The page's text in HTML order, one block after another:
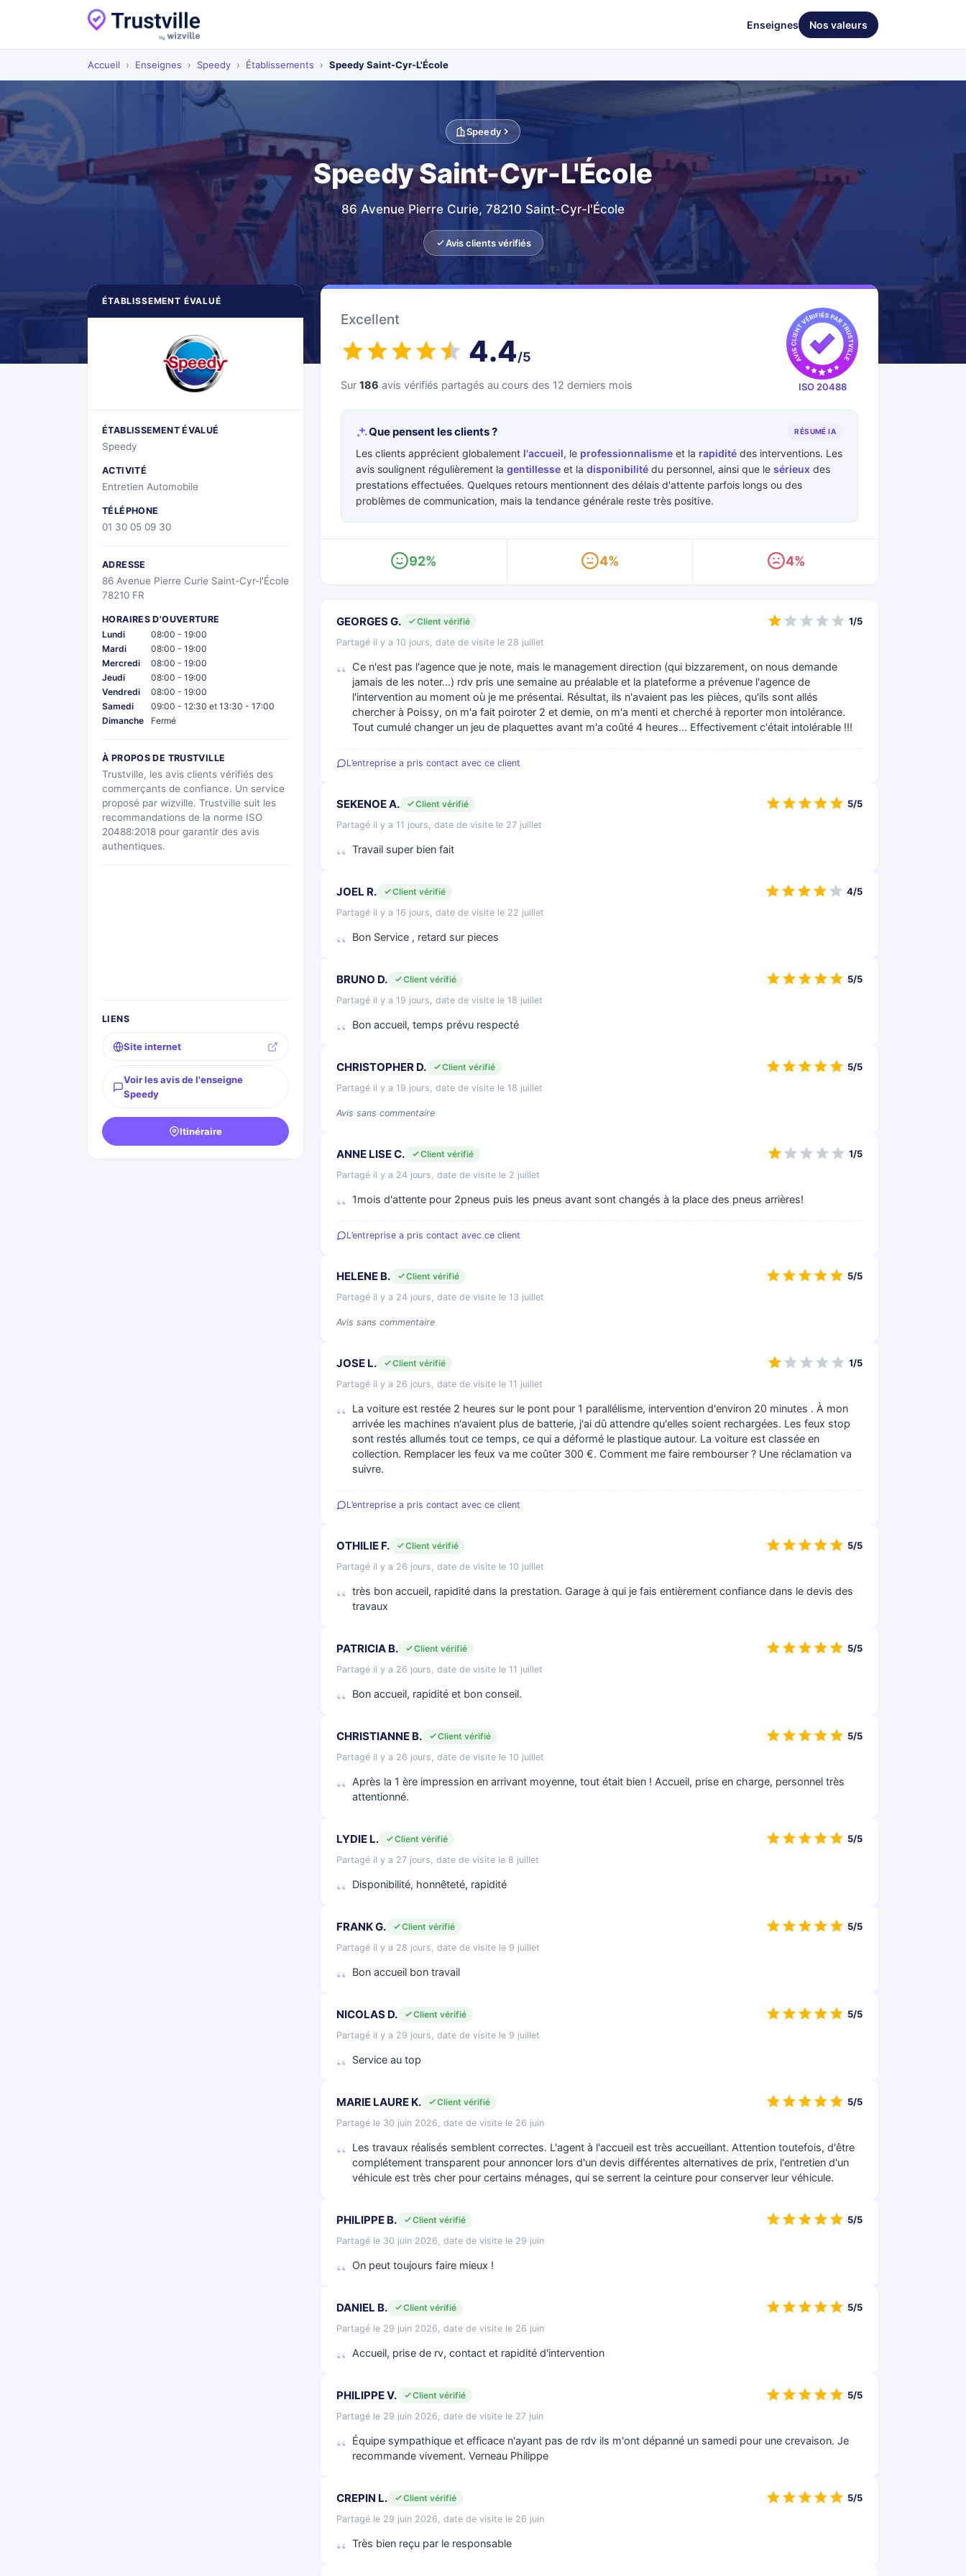
Enseignes Nos valeurs
Accueil › Enseignes › Speedy › Établissements › Speedy Saint-Cyr-L'École
Speedy
Speedy Saint-Cyr-L'École
86 Avenue Pierre Curie, 78210 Saint-Cyr-l'École
Avis clients vérifiés
ÉTABLISSEMENT ÉVALUÉ
ÉTABLISSEMENT ÉVALUÉ
Speedy
ACTIVITÉ
Entretien Automobile
TÉLÉPHONE
01 30 05 09 30
ADRESSE
86 Avenue Pierre Curie Saint-Cyr-l'École
78210 FR
HORAIRES D'OUVERTURE
Lundi
08:00 - 19:00
Mardi
08:00 - 19:00
Mercredi
08:00 - 19:00
Jeudi
08:00 - 19:00
Vendredi
08:00 - 19:00
Samedi
09:00 - 12:30 et 13:30 - 17:00
Dimanche
Fermé
À PROPOS DE TRUSTVILLE
Trustville, les avis clients vérifiés des
commerçants de confiance. Un service
proposé par wizville. Trustville suit les
recommandations de la norme ISO
20488:2018 pour garantir des avis
authentiques.
LIENS
Site internet
Voir les avis de l'enseigne
Speedy
Itinéraire
Excellent
4.4/5
Sur 186 avis vérifiés partagés au cours des 12 derniers mois ISO 20488
Que pensent les clients ? RÉSUMÉ IA
Les clients apprécient globalement l'accueil, le professionnalisme et la rapidité des interventions. Les
avis soulignent régulièrement la gentillesse et la disponibilité du personnel, ainsi que le sérieux des
prestations effectuées. Quelques retours mentionnent des délais d'attente parfois longs ou des
problèmes de communication, mais la tendance générale reste très positive.
92% 4% 4%
GEORGES G.
Client vérifié
Partagé il y a 10 jours, date de visite le 28 juillet
Ce n'est pas l'agence que je note, mais le management direction (qui bizzarement, on nous demande
jamais de les noter...) rdv pris une semaine au préalable et la plateforme a prévenue l'agence de
l'intervention au moment où je me présentai. Résultat, ils n'avaient pas les pièces, qu'ils sont allés
chercher à Poissy, on m'a fait poiroter 2 et demie, on m'a menti et cherché à reporter mon intolérance.
Tout cumulé changer un jeu de plaquettes avant m'a coûté 4 heures... Effectivement c'était intolérable !!!
1/5
L’entreprise a pris contact avec ce client
SEKENOE A.
Client vérifié
Partagé il y a 11 jours, date de visite le 27 juillet
Travail super bien fait
5/5
JOEL R.
Client vérifié
Partagé il y a 16 jours, date de visite le 22 juillet
Bon Service , retard sur pieces
4/5
BRUNO D.
Client vérifié
Partagé il y a 19 jours, date de visite le 18 juillet
Bon accueil, temps prévu respecté
5/5
CHRISTOPHER D.
Client vérifié
Partagé il y a 19 jours, date de visite le 18 juillet
Avis sans commentaire
5/5
ANNE LISE C.
Client vérifié
Partagé il y a 24 jours, date de visite le 2 juillet
1mois d'attente pour 2pneus puis les pneus avant sont changés à la place des pneus arrières!
1/5
L’entreprise a pris contact avec ce client
HELENE B.
Client vérifié
Partagé il y a 24 jours, date de visite le 13 juillet
Avis sans commentaire
5/5
JOSE L.
Client vérifié
Partagé il y a 26 jours, date de visite le 11 juillet
La voiture est restée 2 heures sur le pont pour 1 parallélisme, intervention d'environ 20 minutes . À mon
arrivée les machines n'avaient plus de batterie, j'ai dû attendre qu'elles soient rechargées. Les feux stop
sont restés allumés tout ce temps, ce qui a déformé le plastique autour. La voiture est classée en
collection. Remplacer les feux va me coûter 300 €. Comment me faire rembourser ? Une réclamation va
suivre.
1/5
L’entreprise a pris contact avec ce client
OTHILIE F.
Client vérifié
Partagé il y a 26 jours, date de visite le 10 juillet
très bon accueil, rapidité dans la prestation. Garage à qui je fais entièrement confiance dans le devis des
travaux
5/5
PATRICIA B.
Client vérifié
Partagé il y a 26 jours, date de visite le 11 juillet
Bon accueil, rapidité et bon conseil.
5/5
CHRISTIANNE B.
Client vérifié
Partagé il y a 26 jours, date de visite le 10 juillet
Après la 1 ère impression en arrivant moyenne, tout était bien ! Accueil, prise en charge, personnel très
attentionné.
5/5
LYDIE L.
Client vérifié
Partagé il y a 27 jours, date de visite le 8 juillet
Disponibilité, honnêteté, rapidité
5/5
FRANK G.
Client vérifié
Partagé il y a 28 jours, date de visite le 9 juillet
Bon accueil bon travail
5/5
NICOLAS D.
Client vérifié
Partagé il y a 29 jours, date de visite le 9 juillet
Service au top
5/5
MARIE LAURE K.
Client vérifié
Partagé le 30 juin 2026, date de visite le 26 juin
Les travaux réalisés semblent correctes. L'agent à l'accueil est très accueillant. Attention toutefois, d'être
complétement transparent pour annoncer lors d'un devis différentes alternatives de prix, l'entretien d'un
véhicule est très cher pour certains ménages, qui se serrent la ceinture pour conserver leur véhicule.
5/5
PHILIPPE B.
Client vérifié
Partagé le 30 juin 2026, date de visite le 29 juin
On peut toujours faire mieux !
5/5
DANIEL B.
Client vérifié
Partagé le 29 juin 2026, date de visite le 26 juin
Accueil, prise de rv, contact et rapidité d'intervention
5/5
PHILIPPE V.
Client vérifié
Partagé le 29 juin 2026, date de visite le 27 juin
Équipe sympathique et efficace n'ayant pas de rdv ils m'ont dépanné un samedi pour une crevaison. Je
recommande vivement. Verneau Philippe
5/5
CREPIN L.
Client vérifié
Partagé le 29 juin 2026, date de visite le 26 juin
Très bien reçu par le responsable
5/5